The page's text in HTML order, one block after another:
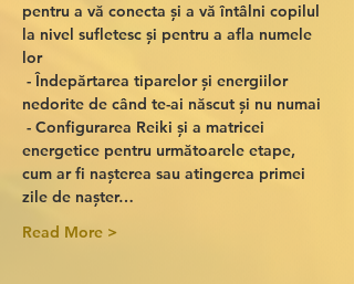
pentru a vă conecta și a vă întâlni copilul
la nivel sufletesc și pentru a afla numele
lor
nedorite de când te-ai născut și nu numai
energetice pentru următoarele etape,
cum ar fi nașterea sau atingerea primei
zile de nașter…
Read More >